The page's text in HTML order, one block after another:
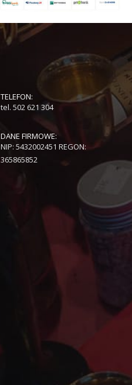
TELEFON:
tel. 502 621 304
DANE FIRMOWE:
NIP: 5432002451 REGON:
365865852